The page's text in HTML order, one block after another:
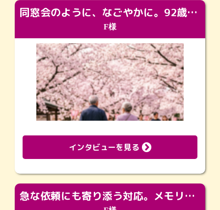
同窓会のように、なごやかに。92歳の旅立ちを彩った、再会と感謝の場
F様
インタビューを見る
急な依頼にも寄り添う対応。メモリアルコーナーで振り返る大切な日々